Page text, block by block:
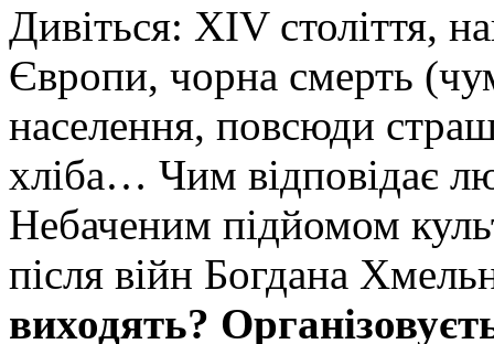
Дивіться: XIV століття,
Європи, чорна смерть
населення, повсюди
хліба… Чим відповідає
Небаченим підйомом
після війн Бог­дана
виходять?